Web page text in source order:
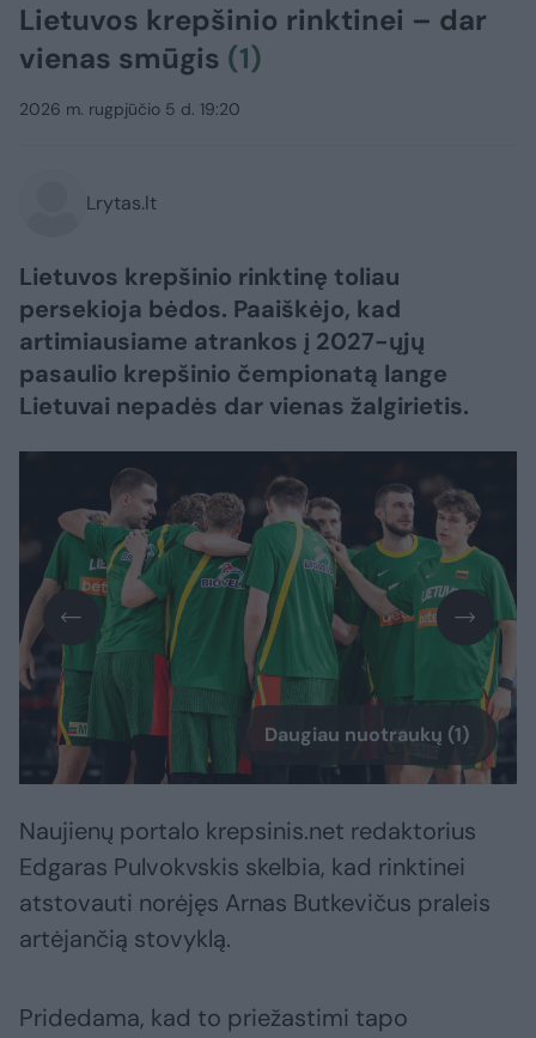
Lietuvos krepšinio rinktinei – dar
vienas smūgis (1)
2026 m. rugpjūčio 5 d. 19:20
Lrytas.lt
Lietuvos krepšinio rinktinę toliau
persekioja bėdos. Paaiškėjo, kad
artimiausiame atrankos į 2027-ųjų
pasaulio krepšinio čempionatą lange
Lietuvai nepadės dar vienas žalgirietis.
Daugiau nuotraukų (1)
Naujienų portalo krepsinis.net redaktorius
Edgaras Pulvokvskis skelbia, kad rinktinei
atstovauti norėjęs Arnas Butkevičus praleis
artėjančią stovyklą.
Pridedama, kad to priežastimi tapo